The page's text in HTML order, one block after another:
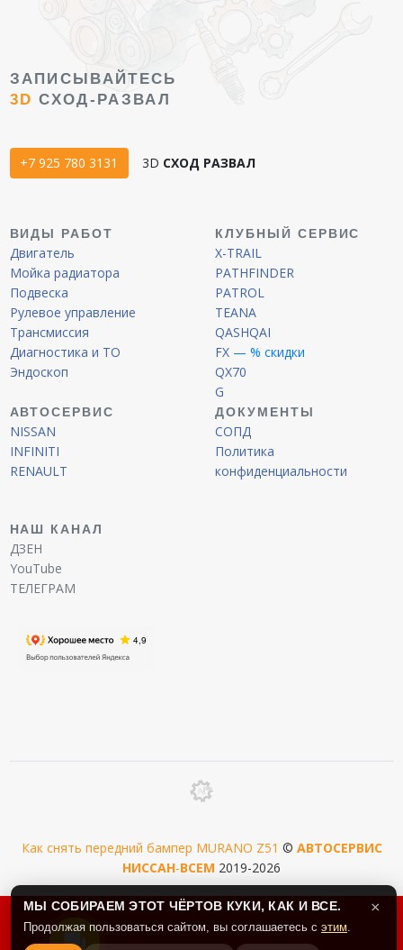
ЗАПИСЫВАЙТЕСЬ
3D СХОД-РАЗВАЛ
+7 925 780 3131 3D СХОД РАЗВАЛ
ВИДЫ РАБОТ
Двигатель
Мойка радиатора
Подвеска
Рулевое управление
Трансмиссия
Диагностика и ТО
Эндоскоп
КЛУБНЫЙ СЕРВИС
X-TRAIL
PATHFINDER
PATROL
TEANA
QASHQAI
FX — % скидки
QX70
G
АВТОСЕРВИС
NISSAN
INFINITI
RENAULT
ДОКУМЕНТЫ
СОПД
Политика
конфиденциальности
НАШ КАНАЛ
ДЗЕН
YouTube
ТЕЛЕГРАМ
Как снять передний бампер MURANO Z51 © АВТОСЕРВИС
НИССАН-ВСЕМ 2019-2026
МЫ СОБИРАЕМ ЭТОТ ЧЁРТОВ КУКИ, КАК И ВСЕ.
Продолжая пользоваться сайтом, вы соглашаетесь с этим.
×